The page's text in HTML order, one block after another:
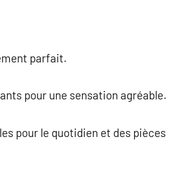
parfait.
pour une sensation agréable.
pour le quotidien et des pièces